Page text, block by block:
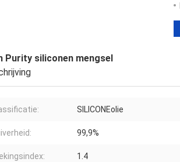
Purity siliconen mengsel
SILICONEolie
99,9%
1.4